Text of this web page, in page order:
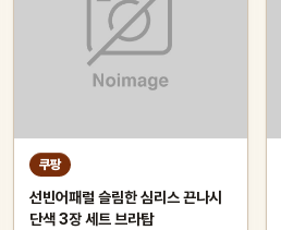
쿠팡
선빈어패럴 슬림한 심리스 끈나시
단색 3장 세트 브라탑